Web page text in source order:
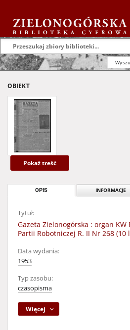
OBIEKT
Pokaż treść
OPIS INFORMACJE
Tytuł:
Gazeta Zielonogórska : organ KW
Partii Robotniczej R. II Nr 268 (10
Data wydania:
1953
Typ zasobu:
czasopisma
Więcej